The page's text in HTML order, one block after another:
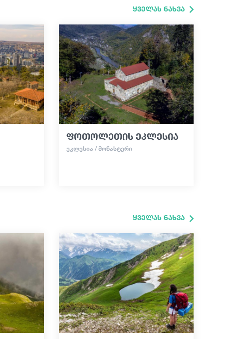
ყველას ნახვა
ფოთოლეთის ეკლესია
ᲔᲙᲚᲔᲡᲘᲐ / ᲛᲝᲜᲐᲡᲢᲔᲠᲘ
ყველას ნახვა